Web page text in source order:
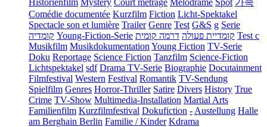
Comédie documentée Kurzfilm Fiction Licht-Spektakel
Spectacle son et lumière Trailer Genre Test G&S g Serie
קומדיה Young-Fiction-Serie קומדיית פעולה דרמה קומית
Test c
Musikfilm Musikdokumentation Young Fiction TV-Serie
Doku Reportage Science Fiction Tanzfilm Science-Fiction
Lichtspektakel sdf Drama TV-Serie Biographie Docutainment
Filmfestival Western Festival Romantik TV-Sendung
Spielfilm Genres Horror-Thriller Satire Divers History True
Crime TV-Show Multimedia-Installation Martial Arts
Familienfilm Kurzfilmfestival Dokufiction - Austellung Halle
am Berghain Berlin Familie / Kinder Kdrama